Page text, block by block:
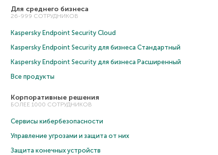
Для среднего бизнеса
26-999 СОТРУДНИКОВ
Kaspersky Endpoint Security Cloud
Kaspersky Endpoint Security для бизнеса Cтандартный
Kaspersky Endpoint Security для бизнеса Расширенный
Все продукты
Корпоративные решения
БОЛЕЕ 1000 СОТРУДНИКОВ
Сервисы кибербезопасности
Управление угрозами и защита от них
Защита конечных устройств